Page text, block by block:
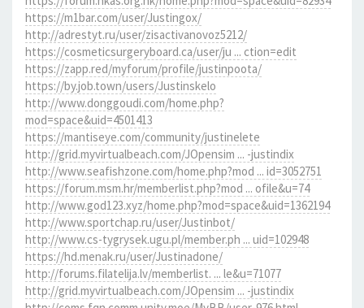
https://m1bar.com/user/Justingox/
http://adrestyt.ru/user/zisactivanovoz5212/
https://cosmeticsurgeryboard.ca/user/ju ... ction=edit
https://zapp.red/myforum/profile/justinpoota/
https://by.job.town/users/Justinskelo
http://www.donggoudi.com/home.php?
mod=space&uid=4501413
https://mantiseye.com/community/justinelete
http://grid.myvirtualbeach.com/JOpensim ... -justindix
http://www.seafishzone.com/home.php?mod ... id=3052751
https://forum.msm.hr/memberlist.php?mod ... ofile&u=74
http://www.god123.xyz/home.php?mod=space&uid=1362194
http://www.sportchap.ru/user/Justinbot/
http://www.cs-tygrysek.ugu.pl/member.ph ... uid=102948
https://hd.menak.ru/user/Justinadone/
http://forums.filatelija.lv/memberlist. ... le&u=71077
http://grid.myvirtualbeach.com/JOpensim ... -justindix